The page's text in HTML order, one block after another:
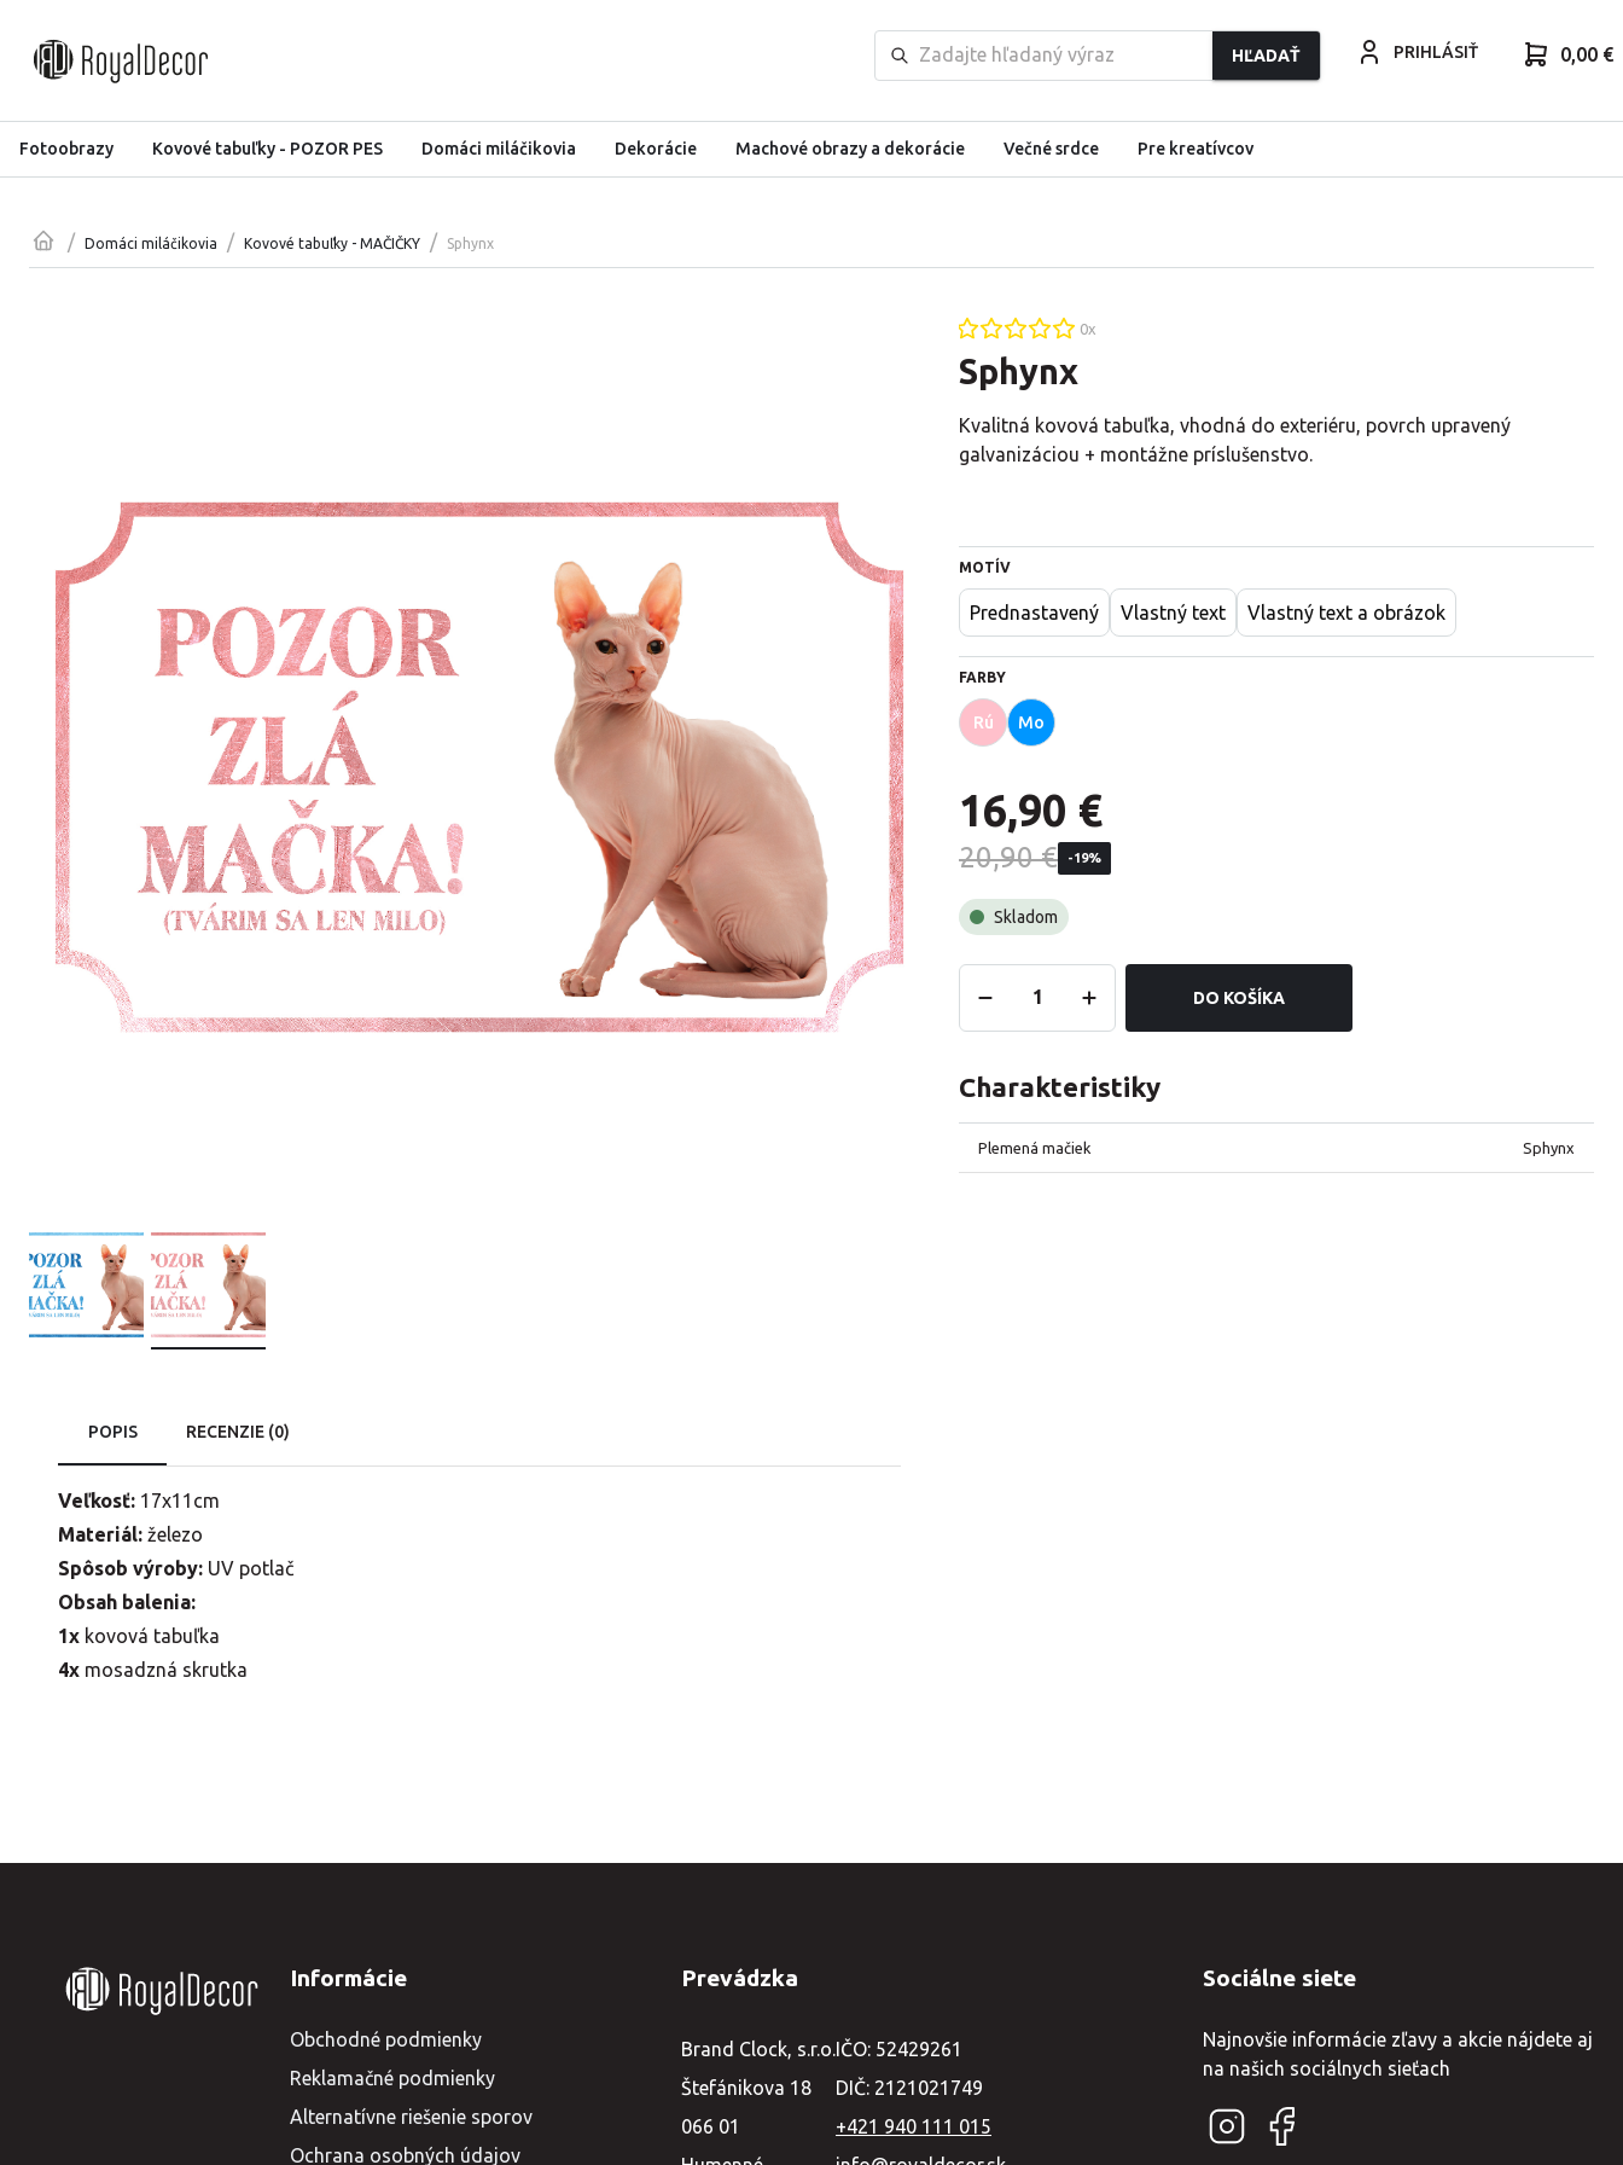
HĽADAŤ PRIHLÁSIŤ 0,00 €
Fotoobrazy Kovové tabuľky - POZOR PES Domáci miláčikovia Dekorácie Machové obrazy a dekorácie Večné srdce Pre kreatívcov
/ Domáci miláčikovia / Kovové tabuľky - MAČIČKY / Sphynx
POPIS RECENZIE (0)
Veľkosť: 17x11cm
Materiál: železo
Spôsob výroby: UV potlač
Obsah balenia:
1x kovová tabuľka
4x mosadzná skrutka
0x
Sphynx
Kvalitná kovová tabuľka, vhodná do exteriéru, povrch upravený
galvanizáciou + montážne príslušenstvo.
MOTÍV
Prednastavený Vlastný text Vlastný text a obrázok
FARBY
Rú Mo
16,90 €
20,90 € -19%
Skladom
DO KOŠÍKA
Charakteristiky
Plemená mačiek Sphynx
Informácie
Obchodné podmienky
Reklamačné podmienky
Alternatívne riešenie sporov
Ochrana osobných údajov
Prevádzka
Brand Clock, s.r.o.
Štefánikova 18
066 01
IČO: 52429261
DIČ: 2121021749
+421 940 111 015
Sociálne siete
Najnovšie informácie zľavy a akcie nájdete aj
na našich sociálnych sieťach